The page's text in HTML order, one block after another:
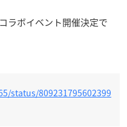
ラボイベント開催決定で
status/809231795602399